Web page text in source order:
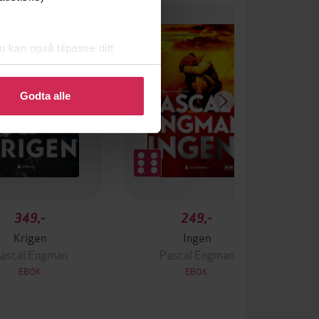
kan også tilpasse ditt
eller endre ditt samtykke.
Godta alle
349,-
Krigen
Engman
EBOK
249,-
Ingen
Pascal Engman
EBOK